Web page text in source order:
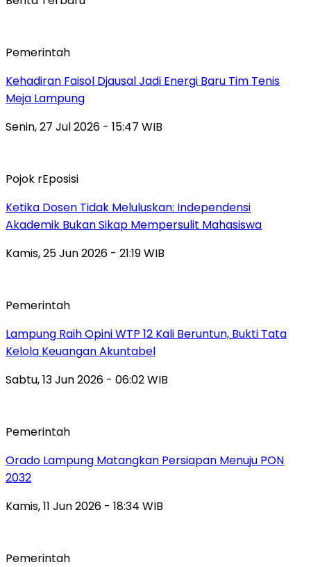
Pemerintah
Kehadiran Faisol Djausal Jadi Energi Baru Tim Tenis
Meja Lampung
Senin, 27 Jul 2026 - 15:47 WIB
Pojok rEposisi
Ketika Dosen Tidak Meluluskan: Independensi
Akademik Bukan Sikap Mempersulit Mahasiswa
Kamis, 25 Jun 2026 - 21:19 WIB
Pemerintah
Lampung Raih Opini WTP 12 Kali Beruntun, Bukti Tata
Kelola Keuangan Akuntabel
Sabtu, 13 Jun 2026 - 06:02 WIB
Pemerintah
Orado Lampung Matangkan Persiapan Menuju PON
2032
Kamis, 11 Jun 2026 - 18:34 WIB
Pemerintah